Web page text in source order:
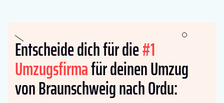
Entscheide dich für die#1
Umzugsfirmafür deinen Umzug
von Braunschweig nach Ordu: